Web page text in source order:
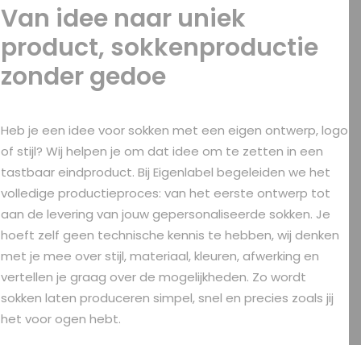
Van idee naar uniek
product, sokkenproductie
zonder gedoe
Heb je een idee voor sokken met een eigen ontwerp, logo
of stijl? Wij helpen je om dat idee om te zetten in een
tastbaar eindproduct. Bij Eigenlabel begeleiden we het
volledige productieproces: van het eerste ontwerp tot
aan de levering van jouw gepersonaliseerde sokken. Je
hoeft zelf geen technische kennis te hebben, wij denken
met je mee over stijl, materiaal, kleuren, afwerking en
vertellen je graag over de mogelijkheden. Zo wordt
sokken laten produceren simpel, snel en precies zoals jij
het voor ogen hebt.